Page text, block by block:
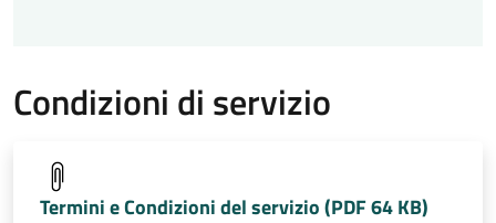
Condizioni di servizio
Termini e Condizioni del servizio (PDF 64 KB)